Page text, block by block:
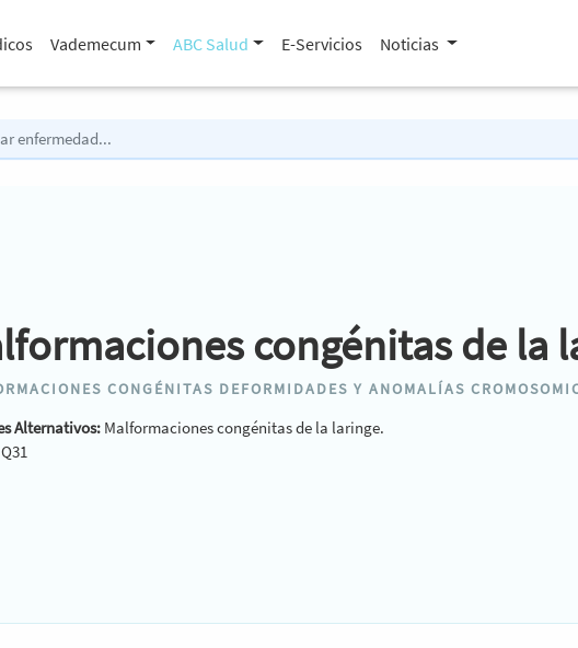
Vademecum ABC Salud E-Servicios Noticias
congénitas de la
CONGÉNITAS DEFORMIDADES Y ANOMALÍAS
Alternativos: Malformaciones congénitas de la laringe.
Q31